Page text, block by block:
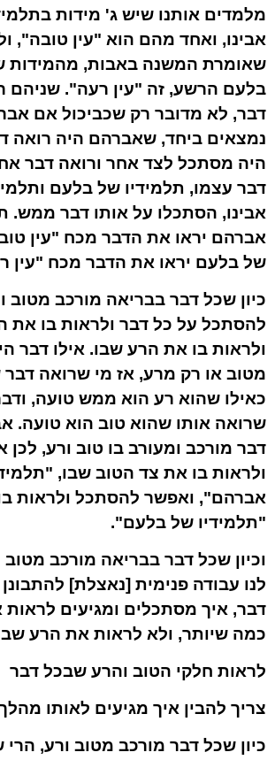
מלמדים אותנו שיש ג' מידות
אבינו, ואחד מהם הוא "עין טובה",
שאומרת המשנה באבות, מהמידות
בלעם הרשע, זה "עין רעה". שניהם
דבר, לא מדובר רק שכביכול אם
נמצאים ביחד, שאברהם היה רואה
היה מסתכל לצד אחר ורואה דבר
דבר עצמו, תלמידיו של בלעם
אבינו, הסתכלו על אותו דבר ממש.
אברהם יראו את הדבר מכח "עין
של בלעם יראו את הדבר מכח "עין
כיון שכל דבר בבריאה מורכב מטוב
להסתכל על כל דבר ולראות בו את
ולראות בו את הרע שבו. אילו דבר
מטוב או רק מרע, אז מי שרואה
כאילו שהוא רע הוא ממש טועה,
שרואה אותו שהוא טוב הוא טועה.
דבר מורכב ומעורב בו טוב ורע,
ולראות בו את צד הטוב שבו,
אברהם", ואפשר להסתכל ולראות
"תלמידיו של בלעם".
וכיון שכל דבר בבריאה מורכב
לנו עבודה פנימית [נאצלת]
דבר, איך מסתכלים ומגיעים
כמה שיותר, ולא לראות את הרע
לראות חלקי הטוב והרע שבכל דבר
צריך להבין איך מגיעים לאותו
כיון שכל דבר מורכב מטוב ורע,